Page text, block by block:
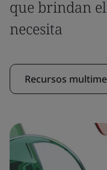
que brindan
necesita
Recursos